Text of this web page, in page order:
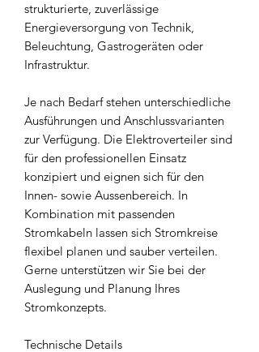
strukturierte, zuverlässige
Energieversorgung von Technik,
Beleuchtung, Gastrogeräten oder
Infrastruktur.
Je nach Bedarf stehen unterschiedliche
Ausführungen und Anschlussvarianten
zur Verfügung. Die Elektroverteiler sind
für den professionellen Einsatz
konzipiert und eignen sich für den
Innen- sowie Aussenbereich. In
Kombination mit passenden
Stromkabeln lassen sich Stromkreise
flexibel planen und sauber verteilen.
Gerne unterstützen wir Sie bei der
Auslegung und Planung Ihres
Stromkonzepts.
Technische Details